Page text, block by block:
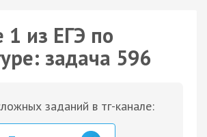
1 из ЕГЭ по
задача 596
заданий в тг-канале: